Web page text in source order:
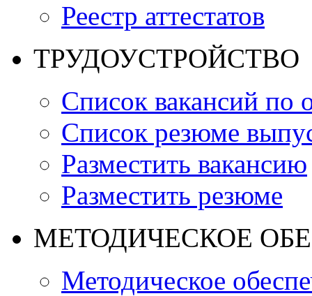
Реестр аттестатов
ТРУДОУСТРОЙСТВО
Список вакансий по
Список резюме
Разместить вакансию
Разместить резюме
МЕТОДИЧЕСКОЕ
Методическое